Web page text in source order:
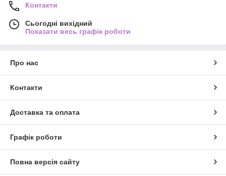
Контакти
Сьогодні вихідний
Показати весь графік роботи
Про нас
Контакти
Доставка та оплата
Графік роботи
Повна версія сайту